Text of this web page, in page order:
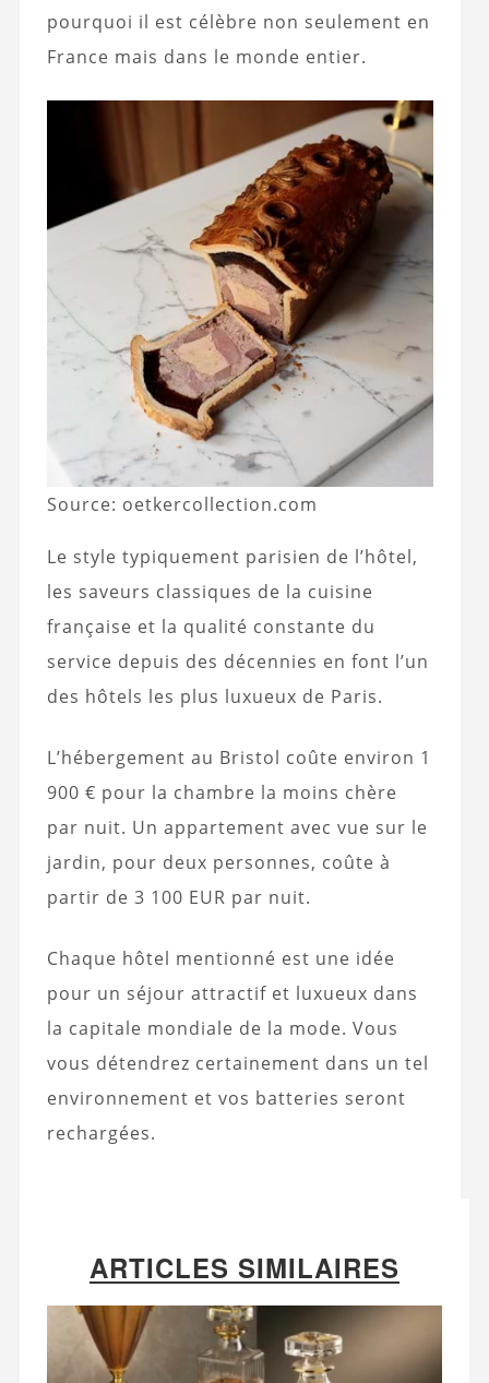
pourquoi il est célèbre non seulement en
France mais dans le monde entier.
Source: oetkercollection.com
Le style typiquement parisien de l’hôtel,
les saveurs classiques de la cuisine
française et la qualité constante du
service depuis des décennies en font l’un
des hôtels les plus luxueux de Paris.
L’hébergement au Bristol coûte environ 1
900 € pour la chambre la moins chère
par nuit. Un appartement avec vue sur le
jardin, pour deux personnes, coûte à
partir de 3 100 EUR par nuit.
Chaque hôtel mentionné est une idée
pour un séjour attractif et luxueux dans
la capitale mondiale de la mode. Vous
vous détendrez certainement dans un tel
environnement et vos batteries seront
rechargées.
ARTICLES SIMILAIRES